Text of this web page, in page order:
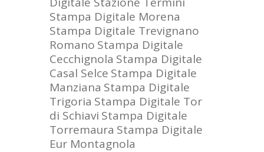
Stampa Digitale Morena
Stampa Digitale Trevignano
Romano Stampa Digitale
Cecchignola Stampa Digitale
Casal Selce Stampa Digitale
Manziana Stampa Digitale
Trigoria Stampa Digitale Tor
di Schiavi Stampa Digitale
Torremaura Stampa Digitale
Eur Montagnola